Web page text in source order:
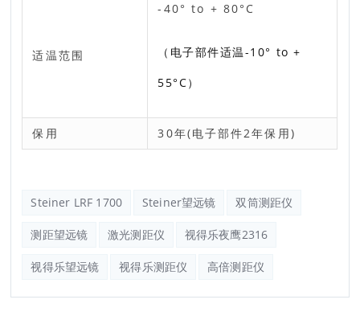
适温范围
-40° to + 80°C
（电子部件适温-10° to +
55°C）
保用 30年(电子部件2年保用)
Steiner LRF 1700 Steiner望远镜 双筒测距仪
测距望远镜 激光测距仪 视得乐夜鹰2316
视得乐望远镜 视得乐测距仪 高倍测距仪